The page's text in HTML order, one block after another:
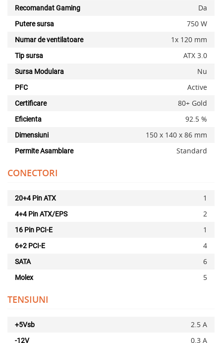
Recomandat Gaming Da
Putere sursa 750 W
Numar de ventilatoare 1x 120 mm
Tip sursa ATX 3.0
Sursa Modulara Nu
PFC Active
Certificare 80+ Gold
Eficienta 92.5 %
Dimensiuni 150 x 140 x 86 mm
Permite Asamblare Standard
CONECTORI
20+4 Pin ATX 1
4+4 Pin ATX/EPS 2
16 Pin PCI-E 1
6+2 PCI-E 4
SATA 6
Molex 5
TENSIUNI
+5Vsb 2.5 A
-12V 0.3 A
x